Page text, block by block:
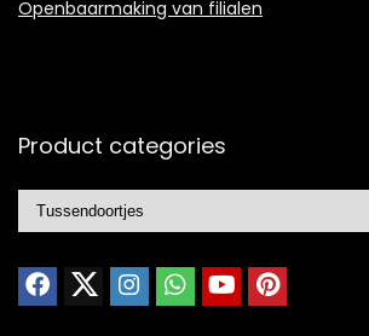
Openbaarmaking van filialen
Product categories